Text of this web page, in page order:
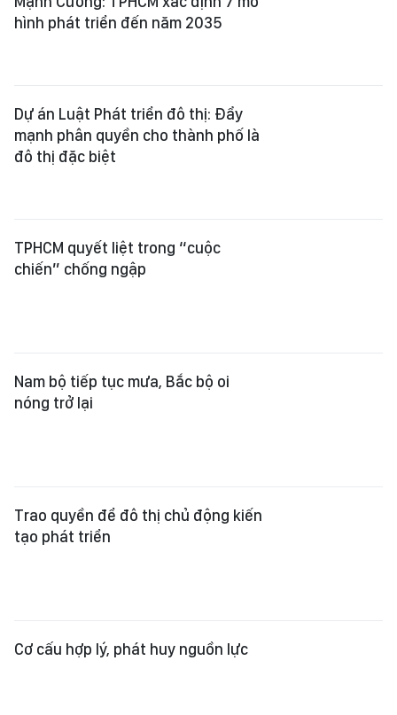
hình phát triển đến năm 2035
Dự án Luật Phát triển đô thị: Đẩy
mạnh phân quyền cho thành phố là
đô thị đặc biệt
TPHCM quyết liệt trong “cuộc
chiến” chống ngập
Nam bộ tiếp tục mưa, Bắc bộ oi
nóng trở lại
Trao quyền để đô thị chủ động kiến
tạo phát triển
Cơ cấu hợp lý, phát huy nguồn lực